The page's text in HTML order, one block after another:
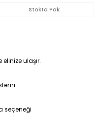
Stokta Yok
ulaşır.
seçeneği